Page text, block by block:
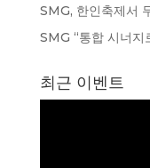
SMG, 한인축제서
SMG “통합 시너지
최근 이벤트